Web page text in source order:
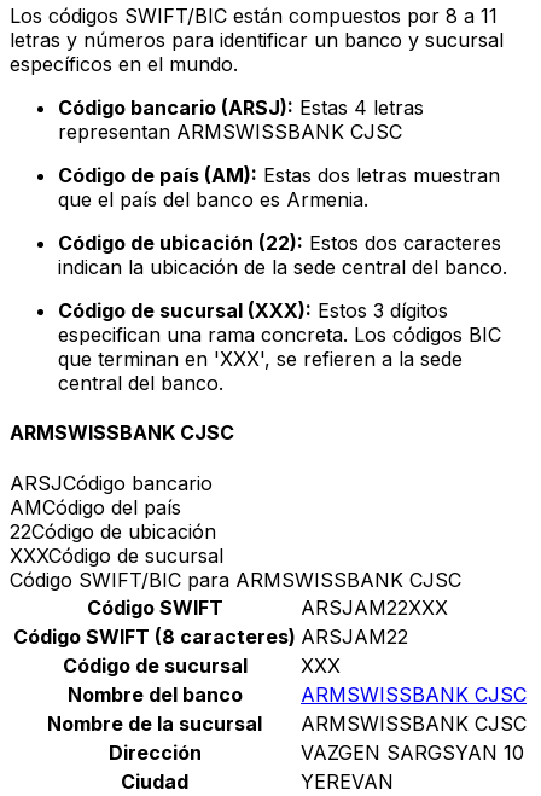
Los códigos SWIFT/BIC están compuestos por 8 a 11
letras y números para identificar un banco y sucursal
específicos en el mundo.
Código bancario (ARSJ): Estas 4 letras
representan ARMSWISSBANK CJSC
Código de país (AM): Estas dos letras muestran
que el país del banco es Armenia.
Código de ubicación (22): Estos dos caracteres
indican la ubicación de la sede central del banco.
Código de sucursal (XXX): Estos 3 dígitos
especifican una rama concreta. Los códigos BIC
que terminan en 'XXX', se refieren a la sede
central del banco.
ARMSWISSBANK CJSC
ARSJCódigo bancario
AMCódigo del país
22Código de ubicación
XXXCódigo de sucursal
Código SWIFT/BIC para ARMSWISSBANK CJSC
Código SWIFT
ARSJAM22XXX
Código SWIFT (8 caracteres) ARSJAM22
Código de sucursal
XXX
Nombre del banco
ARMSWISSBANK CJSC
Nombre de la sucursal
ARMSWISSBANK CJSC
Dirección
VAZGEN SARGSYAN 10
Ciudad
YEREVAN